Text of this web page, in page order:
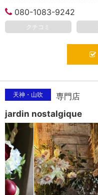
080-1083-9242
クチコミ
天神・山吹 専門店
jardin nostalgique